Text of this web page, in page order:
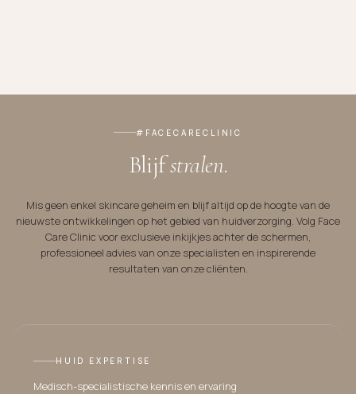
#FACECARECLINIC
Blijfstralen.
Mis geen enkel skincare geheim en blijf altijd op de hoogte van de
nieuwste ontwikkelingen op het gebied van huidverzorging. Volg Face
Care Clinic voor exclusieve inkijkjes achter de schermen,
professioneel advies van onze specialisten en inspirerende
resultaten van onze cliënten.
HUID EXPERTISE
Medisch-specialistische kennis en ervaring